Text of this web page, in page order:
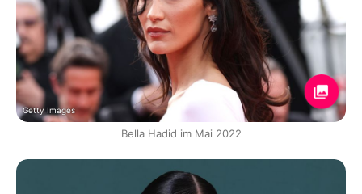
Getty Images
Bella Hadid im Mai 2022